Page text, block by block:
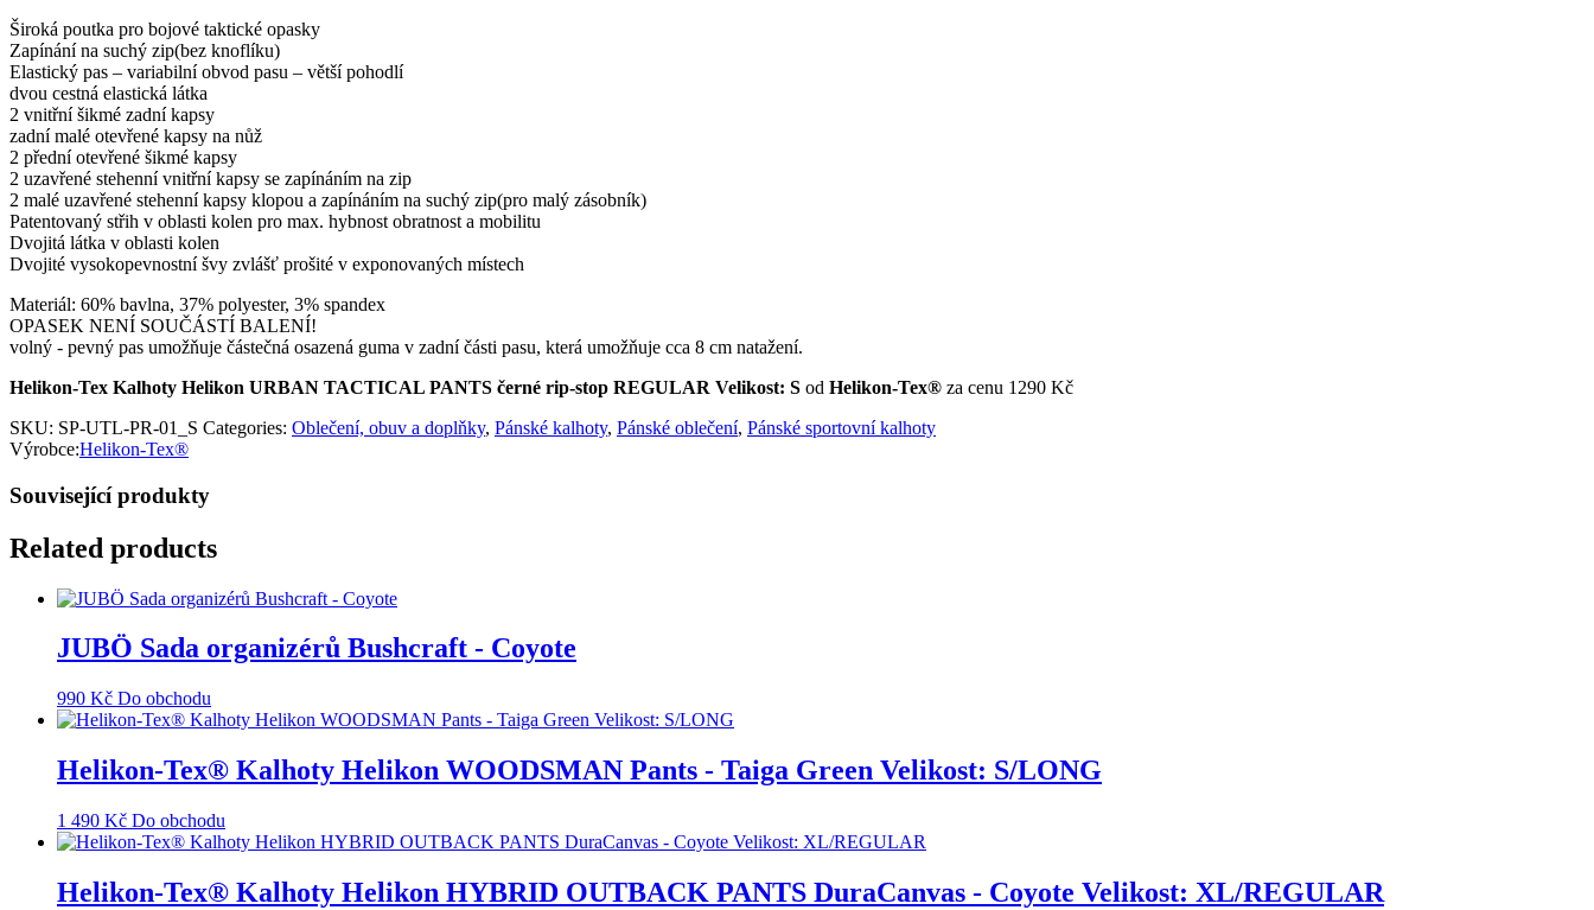
Široká poutka pro bojové taktické opasky
Zapínání na suchý zip(bez knoflíku)
Elastický pas – variabilní obvod pasu – větší pohodlí
dvou cestná elastická látka
2 vnitřní šikmé zadní kapsy
zadní malé otevřené kapsy na nůž
2 přední otevřené šikmé kapsy
2 uzavřené stehenní vnitřní kapsy se zapínáním na zip
2 malé uzavřené stehenní kapsy klopou a zapínáním na suchý zip(pro malý zásobník)
Patentovaný střih v oblasti kolen pro max. hybnost obratnost a mobilitu
Dvojitá látka v oblasti kolen
Dvojité vysokopevnostní švy zvlášť prošité v exponovaných místech
Materiál: 60% bavlna, 37% polyester, 3% spandex
OPASEK NENÍ SOUČÁSTÍ BALENÍ!
volný - pevný pas umožňuje částečná osazená guma v zadní části pasu, která umožňuje cca 8 cm natažení.
Helikon-Tex Kalhoty Helikon URBAN TACTICAL PANTS černé rip-stop REGULAR Velikost: S od Helikon-Tex® za cenu 1290 Kč
SKU: SP-UTL-PR-01_S Categories: Oblečení, obuv a doplňky, Pánské kalhoty, Pánské oblečení, Pánské sportovní kalhoty
Výrobce:Helikon-Tex®
Související produkty
Related products
JUBÖ Sada organizérů Bushcraft - Coyote
990 Kč Do obchodu
Helikon-Tex® Kalhoty Helikon WOODSMAN Pants - Taiga Green Velikost: S/LONG
1 490 Kč Do obchodu
Helikon-Tex® Kalhoty Helikon HYBRID OUTBACK PANTS DuraCanvas - Coyote Velikost: XL/REGULAR